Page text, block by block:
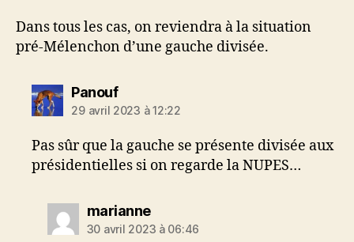
Dans tous les cas, on reviendra à la situation
pré-Mélenchon d’une gauche divisée.
Panoufdit :
29 avril 2023 à 12:22
Pas sûr que la gauche se présente divisée aux
présidentielles si on regarde la NUPES…
mariannedit :
30 avril 2023 à 06:46